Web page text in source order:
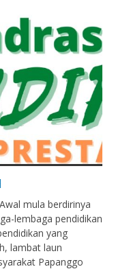
mula berdirinya
lembaga pendidikan
yang
lambat laun
Papanggo